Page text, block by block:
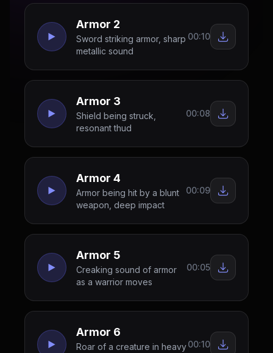
Armor 2
Sword striking armor, sharp
metallic sound
00:10
Armor 3
Shield being struck,
resonant thud
00:08
Armor 4
Armor being hit by a blunt
weapon, deep impact
00:09
Armor 5
Creaking sound of armor
as a warrior moves
00:05
Armor 6
Roar of a creature in heavy00:10